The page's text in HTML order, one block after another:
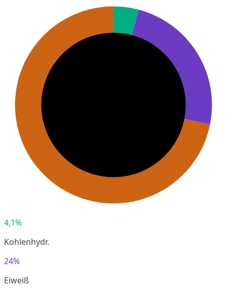
4,1%
Kohlenhydr.
24%
Eiweiß